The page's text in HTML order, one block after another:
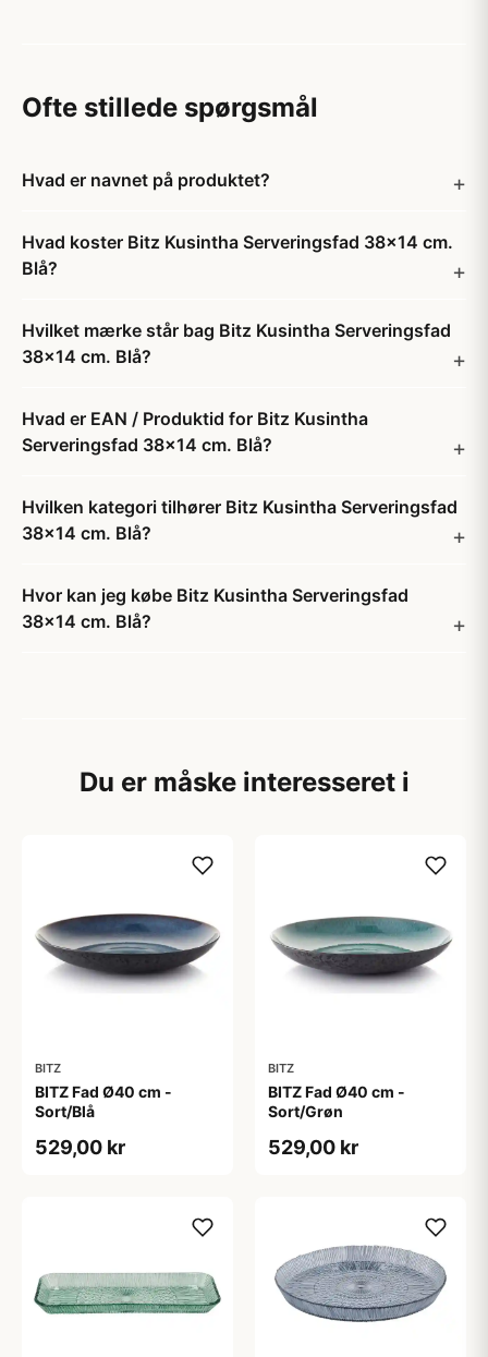
Ofte stillede spørgsmål
Hvad er navnet på produktet?
Hvad koster Bitz Kusintha Serveringsfad 38x14 cm.
Blå?
Hvilket mærke står bag Bitz Kusintha Serveringsfad
38x14 cm. Blå?
Hvad er EAN / Produktid for Bitz Kusintha
Serveringsfad 38x14 cm. Blå?
Hvilken kategori tilhører Bitz Kusintha Serveringsfad
38x14 cm. Blå?
Hvor kan jeg købe Bitz Kusintha Serveringsfad
38x14 cm. Blå?
Du er måske interesseret i
BITZ
BITZ Fad Ø40 cm -
Sort/Blå
529,00 kr
BITZ
BITZ Fad Ø40 cm -
Sort/Grøn
529,00 kr